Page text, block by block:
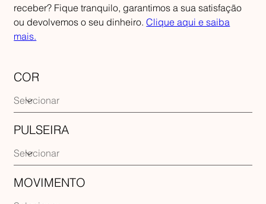
receber? Fique tranquilo, garantimos a sua satisfação
ou devolvemos o seu dinheiro.Clique aqui e saiba
mais.
COR
PULSEIRA
MOVIMENTO